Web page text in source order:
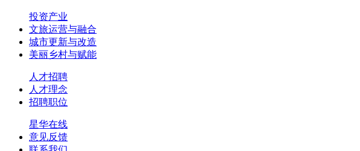
投资产业
文旅运营与融合
城市更新与改造
美丽乡村与赋能
人才招聘
人才理念
招聘职位
星华在线
意见反馈